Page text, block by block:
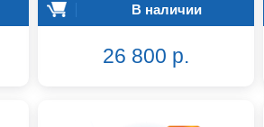
В наличии
26 800 р.